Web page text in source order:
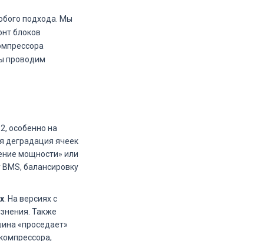
подхода. Мы
блоков
проводим
особенно на
деградация ячеек
мощности» или
балансировку
. На версиях с
Также
«проседает»